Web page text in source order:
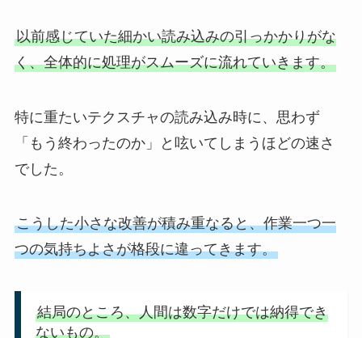
以前感じていた細かい読み込みの引っかかりがな
く、全体的に処理がスムーズに流れていきます。
特に重たいテクスチャの読み込み時に、思わず
「もう終わったのか」と呟いてしまうほどの速さ
でした。
こうした小さな改善が積み重なると、作業一つ一
つの気持ちよさが格段に違ってきます。
結局のところ、人間は数字だけでは納得でき
ないもの。